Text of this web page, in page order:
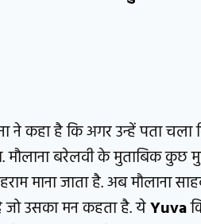
ने कहा है कि अगर उन्हें पता चला
बरेलवी के मुताबिक कुछ
माना जाता है. अब मौलाना
जो उसका मन कहता है. येYuva